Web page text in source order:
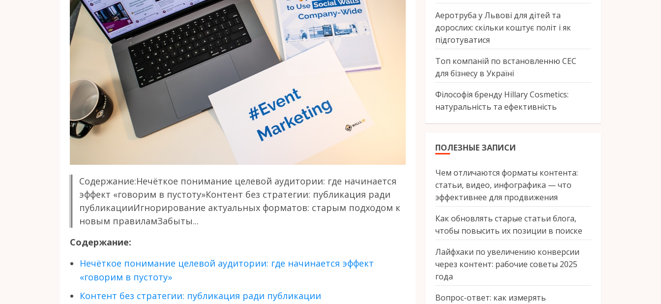
Содержание:Нечёткое понимание целевой аудитории: где начинается
эффект «говорим в пустоту»Контент без стратегии: публикация ради
публикацииИгнорирование актуальных форматов: старым подходом к
новым правиламЗабыты...
Содержание:
Нечёткое понимание целевой аудитории: где начинается эффект
«говорим в пустоту»
Контент без стратегии: публикация ради публикации
Аеротруба у Львові для дітей та
дорослих: скільки коштує політ і як
підготуватися
Топ компаній по встановленню СЕС
для бізнесу в Україні
Філософія бренду Hillary Cosmetics:
натуральність та ефективність
ПОЛЕЗНЫЕ ЗАПИСИ
Чем отличаются форматы контента:
статьи, видео, инфографика — что
эффективнее для продвижения
Как обновлять старые статьи блога,
чтобы повысить их позиции в поиске
Лайфхаки по увеличению конверсии
через контент: рабочие советы 2025
года
Вопрос-ответ: как измерять